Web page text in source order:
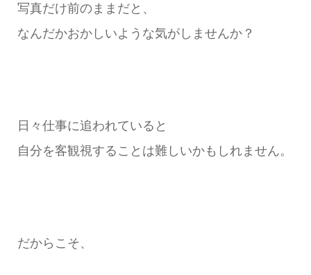
写真だけ前のままだと、
なんだかおかしいような気がしませんか？
日々仕事に追われていると
自分を客観視することは難しいかもしれません。
だからこそ、